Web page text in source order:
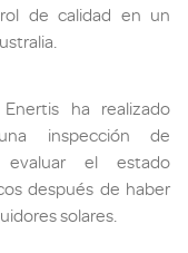
de calidad en un
ha realizado
inspección de
evaluar el estado
después de haber
solares.